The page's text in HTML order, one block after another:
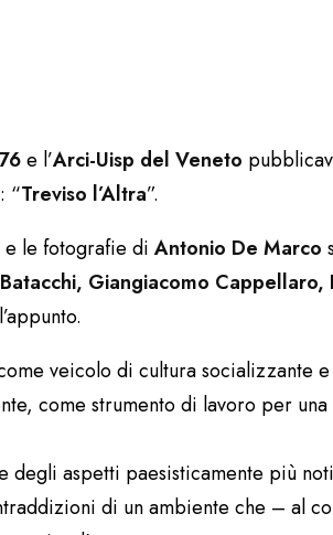
e l’Arci-Uisp del Veneto
“Treviso l’Altra”.
e le fotografie di Antonio De Marco
Giangiacomo
veicolo di cultura socializzante
come strumento di lavoro per
aspetti paesisticamente più
di un ambiente che – al